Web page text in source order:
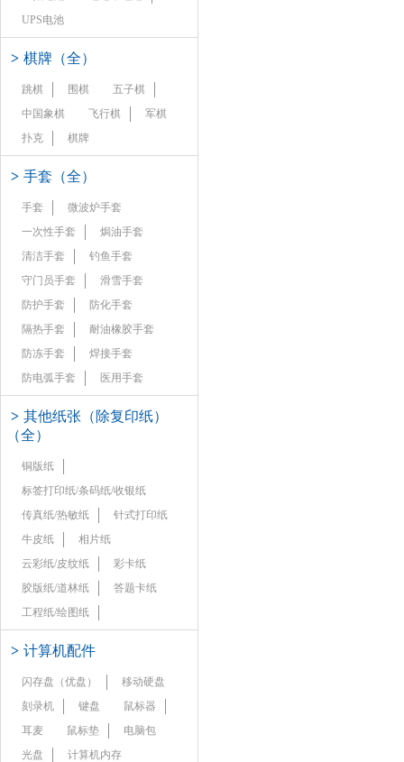
UPS电池
> 棋牌（全）
跳棋 围棋
五子棋
中国象棋
飞行棋
军棋
扑克
棋牌
> 手套（全）
手套
微波炉手套
一次性手套
焗油手套
清洁手套
钓鱼手套
守门员手套
滑雪手套
防护手套
防化手套
隔热手套
耐油橡胶手套
防冻手套
焊接手套
防电弧手套
医用手套
> 其他纸张（除复印纸）
（全）
铜版纸
标签打印纸/条码纸/收银纸
传真纸/热敏纸
针式打印纸
牛皮纸
相片纸
云彩纸/皮纹纸
彩卡纸
胶版纸/道林纸
答题卡纸
工程纸/绘图纸
> 计算机配件
闪存盘（优盘）
移动硬盘
刻录机
键盘
鼠标器
耳麦
鼠标垫
电脑包
光盘
计算机内存